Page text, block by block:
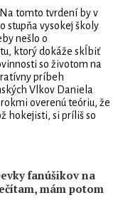
tomto tvrdení by v
stupňa vysokej školy
nešlo o
ktorý dokáže skĺbiť
so životom na
príbeh
Vlkov Daniela
overenú teóriu, že
hokejisti, si príliš so
fanúšikov na
mám potom